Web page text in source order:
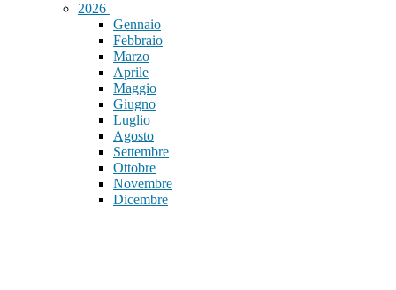
2026
Gennaio
Febbraio
Marzo
Aprile
Maggio
Giugno
Luglio
Agosto
Settembre
Ottobre
Novembre
Dicembre